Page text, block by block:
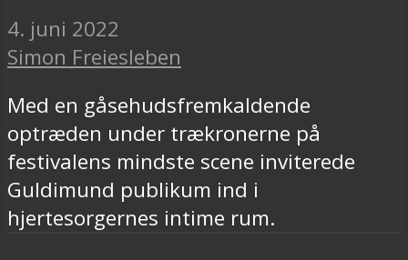
4. juni 2022
Simon Freiesleben
Med en gåsehudsfremkaldende
optræden under trækronerne på
festivalens mindste scene inviterede
Guldimund publikum ind i
hjertesorgernes intime rum.